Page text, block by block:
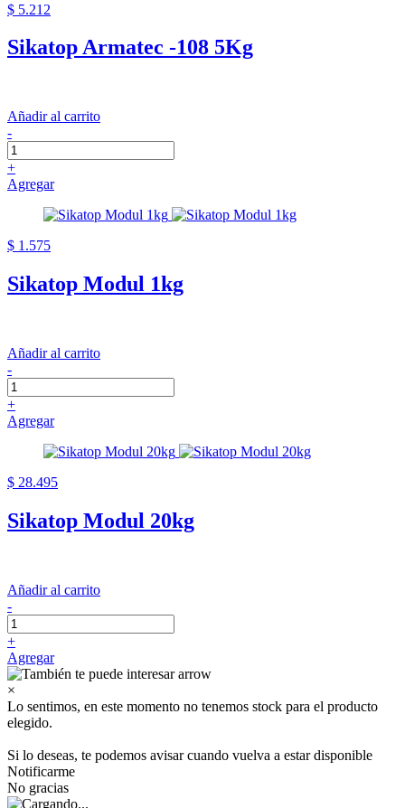
$ 5.212
Sikatop Armatec -108 5Kg
Añadir al carrito
-
+
Agregar
$ 1.575
Sikatop Modul 1kg
Añadir al carrito
-
+
Agregar
$ 28.495
Sikatop Modul 20kg
Añadir al carrito
-
+
Agregar
×
Lo sentimos, en este momento no tenemos stock para el producto
elegido.
Si lo deseas, te podemos avisar cuando vuelva a estar disponible
Notificarme
No gracias